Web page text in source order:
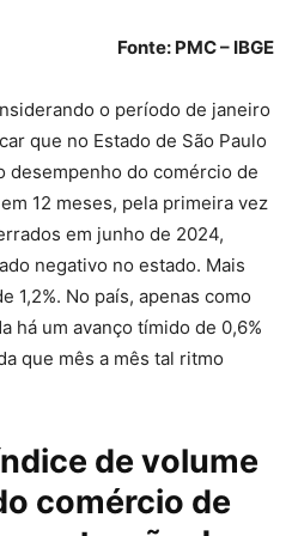
Fonte: PMC – IBGE
o período de janeiro
que no Estado de São Paulo
desempenho do comércio de
12 meses, pela primeira vez
em junho de 2024,
negativo no estado. Mais
1,2%. No país, apenas como
há um avanço tímido de 0,6%
que mês a mês tal ritmo
de volume
comércio de